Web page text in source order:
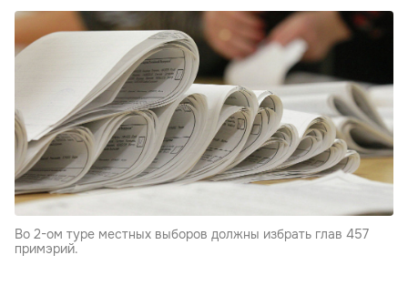
Во 2-ом туре местных выборов должны избрать глав 457
примэрий.